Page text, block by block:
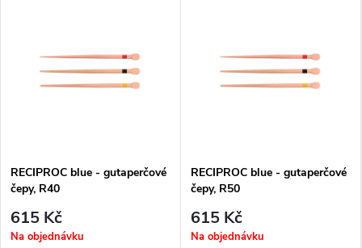
RECIPROC blue - gutaperčové
čepy, R40
615 Kč
Na objednávku
RECIPROC blue - gutaperčové
čepy, R50
615 Kč
Na objednávku